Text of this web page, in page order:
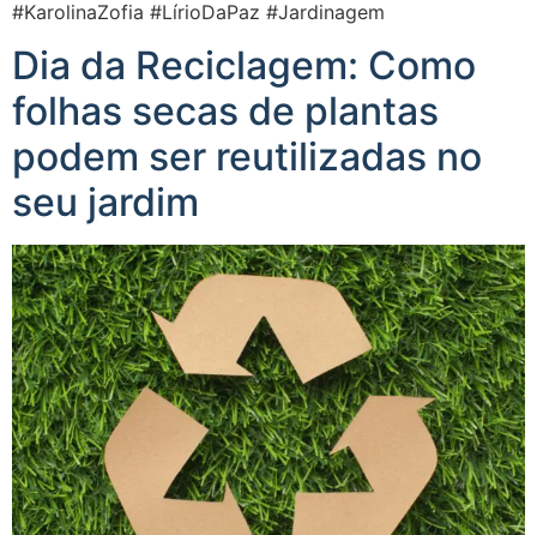
#KarolinaZofia #LírioDaPaz #Jardinagem
Dia da Reciclagem: Como
folhas secas de plantas
podem ser reutilizadas no
seu jardim